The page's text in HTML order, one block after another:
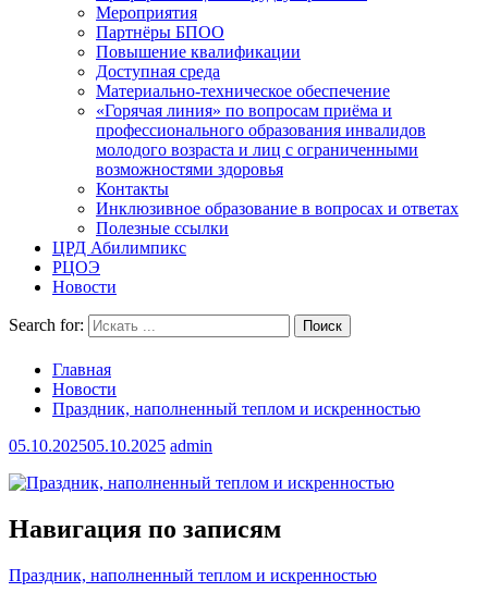
Мероприятия
Партнёры БПОО
Повышение квалификации
Доступная среда
Материально-техническое обеспечение
«Горячая линия» по вопросам приёма и
профессионального образования инвалидов
молодого возраста и лиц с ограниченными
возможностями здоровья
Контакты
Инклюзивное образование в вопросах и ответах
Полезные ссылки
ЦРД Абилимпикс
РЦОЭ
Новости
Search for:
Главная
Новости
Праздник, наполненный теплом и искренностью
05.10.202505.10.2025 admin
Навигация по записям
Праздник, наполненный теплом и искренностью